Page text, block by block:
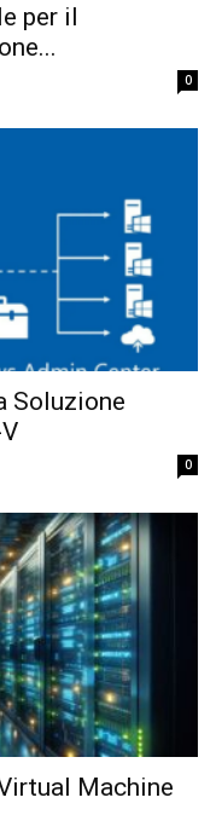
per il
0
Soluzione
0
Machine